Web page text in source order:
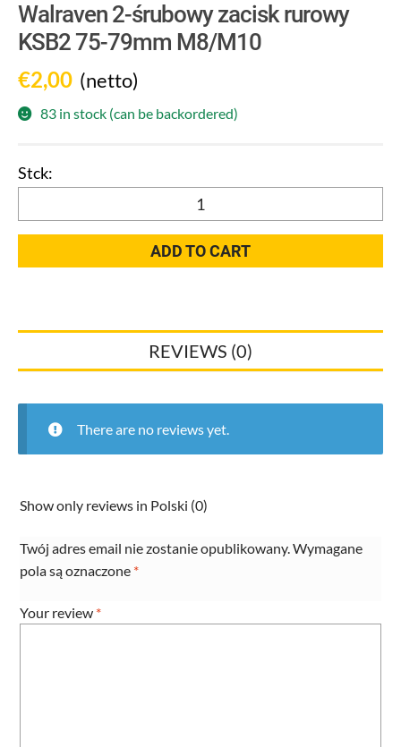
Walraven 2-śrubowy zacisk rurowy
KSB2 75-79mm M8/M10
€2,00 (netto)
83 in stock (can be backordered)
2-
zacisk
75-
M8/M10
quantity
ADD TO CART
REVIEWS (0)
There are no reviews yet.
Show only reviews in Polski (0)
Twój adres email nie zostanie opublikowany. Wymagane
pola są oznaczone *
Your review *